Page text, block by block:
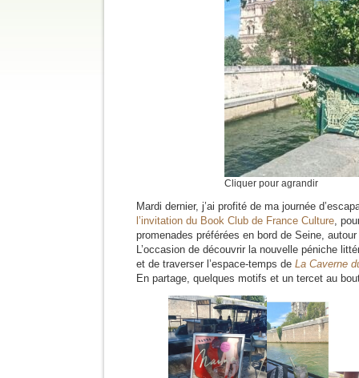
Cliquer pour agrandir
Mardi dernier, j’ai profité de ma journée
l’invitation du Book Club de France Culture,
promenades préférées en bord de Seine,
L’occasion de découvrir la nouvelle péniche
et de traverser l’espace-temps de La Caverne
En partage, quelques motifs et un tercet au